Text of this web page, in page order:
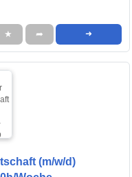
★ ➦ ➜
(m/w/d)